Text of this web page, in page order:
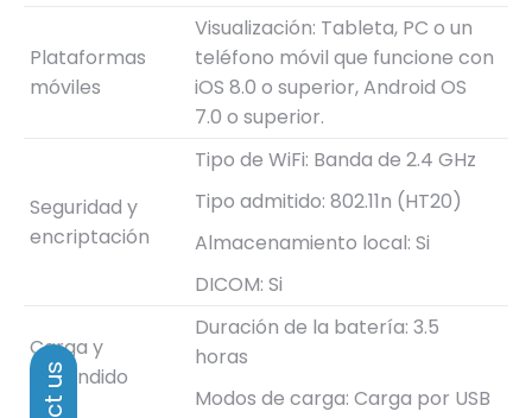
Plataformas
móviles
Visualización: Tableta, PC o un
teléfono móvil que funcione con
iOS 8.0 o superior, Android OS
7.0 o superior.
Seguridad y
encriptación
Tipo de WiFi: Banda de 2.4 GHz
Tipo admitido: 802.11n (HT20)
Almacenamiento local: Si
DICOM: Si
Carga y
encendido
Duración de la batería: 3.5
horas
Modos de carga: Carga por USB